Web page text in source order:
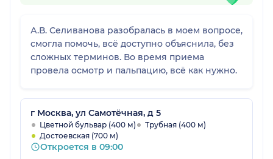
А.В. Селиванова разобралась в моем вопросе,
смогла помочь, всё доступно объяснила, без
сложных терминов. Во время приема
провела осмотр и пальпацию, всё как нужно.
г Москва, ул Самотёчная, д 5
Цветной бульвар (400 м)
Трубная (400 м)
Достоевская (700 м)
Откроется в 09:00